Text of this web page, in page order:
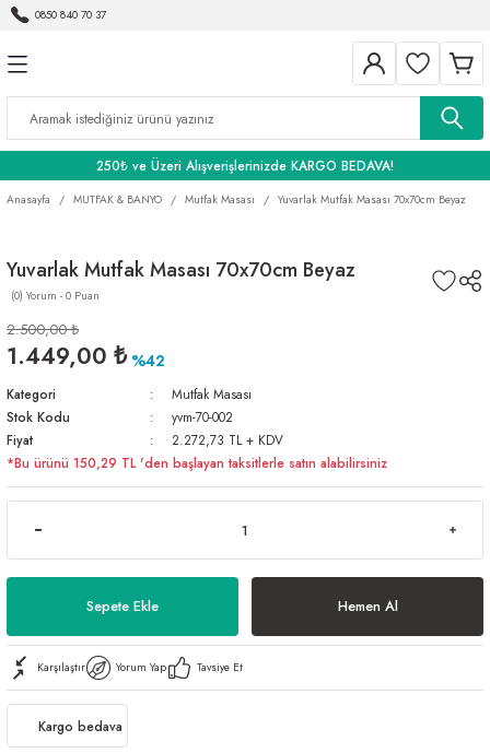
0850 840 70 37
250₺ ve Üzeri Alışverişlerinizde KARGO BEDAVA!
Anasayfa MUTFAK & BANYO Mutfak Masası Yuvarlak Mutfak Masası 70x70cm Beyaz
Yuvarlak Mutfak Masası 70x70cm Beyaz
(0) Yorum - 0 Puan
2.500,00 ₺
1.449,00 ₺ %42
Kategori
Mutfak Masası
Stok Kodu
yvm-70-002
Fiyat
2.272,73 TL + KDV
*Bu ürünü 150,29 TL 'den başlayan taksitlerle satın alabilirsiniz
Sepete Ekle Hemen Al
Karşılaştır Yorum Yap Tavsiye Et
Kargo bedava